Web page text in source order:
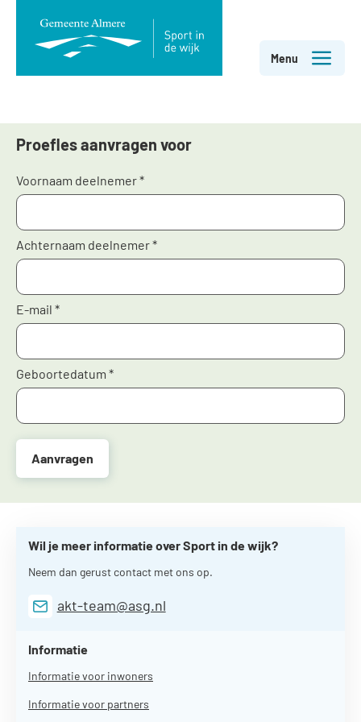
Menu
Proefles aanvragen voor
Voornaam deelnemer*
Achternaam deelnemer*
E-mail *
Geboortedatum *
Wil je meer informatie over Sport in de wijk?
Neem dan gerust contact met ons op.
akt-team@asg.nl
Informatie
Informatie voor inwoners
Informatie voor partners